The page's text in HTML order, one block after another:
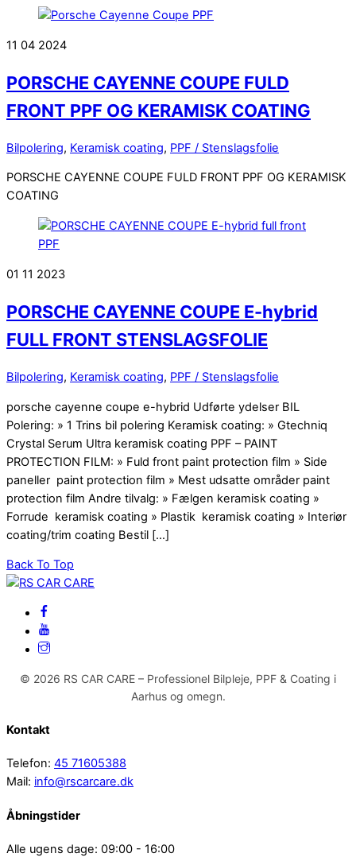
11 04 2024
PORSCHE CAYENNE COUPE FULD
FRONT PPF OG KERAMISK COATING
Bilpolering, Keramisk coating, PPF / Stenslagsfolie
PORSCHE CAYENNE COUPE FULD FRONT PPF OG KERAMISK
COATING
01 11 2023
PORSCHE CAYENNE COUPE E-hybrid
FULL FRONT STENSLAGSFOLIE
Bilpolering, Keramisk coating, PPF / Stenslagsfolie
porsche cayenne coupe e-hybrid Udførte ydelser BIL
Polering: » 1 Trins bil polering Keramisk coating: » Gtechniq
Crystal Serum Ultra keramisk coating PPF – PAINT
PROTECTION FILM: » Fuld front paint protection film » Side
paneller paint protection film » Mest udsatte områder paint
protection film Andre tilvalg: » Fælgen keramisk coating »
Forrude keramisk coating » Plastik keramisk coating » Interiør
coating/trim coating Bestil […]
Back To Top
© 2026 RS CAR CARE – Professionel Bilpleje, PPF & Coating i
Aarhus og omegn.
Kontakt
Telefon: 45 71605388
Mail: info@rscarcare.dk
Åbningstider
Alle ugens dage: 09:00 - 16:00